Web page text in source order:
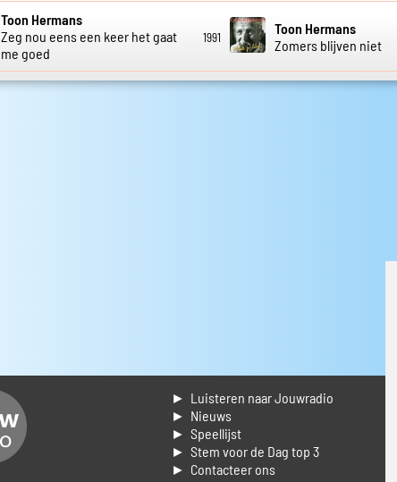
Toon Hermans
Zeg nou eens een keer het gaat
me goed
1991
Toon Hermans
Zomers blijven niet
► Luisteren naar Jouwradio
► Nieuws
► Speellijst
► Stem voor de Dag top 3
► Contacteer ons